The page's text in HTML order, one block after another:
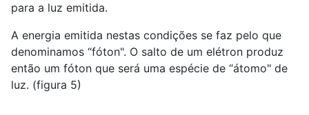
para a luz emitida.
A energia emitida nestas condições se faz pelo que
denominamos “fóton". O salto de um elétron produz
então um fóton que será uma espécie de “átomo" de
luz. (figura 5)